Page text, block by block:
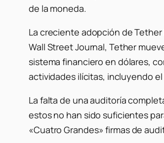
de la moneda.
La creciente adopción de
Wall Street Journal, Tether
sistema financiero en dólares,
actividades ilícitas, incluyendo
La falta de una auditoría
estos no han sido suficientes
«Cuatro Grandes» firmas de